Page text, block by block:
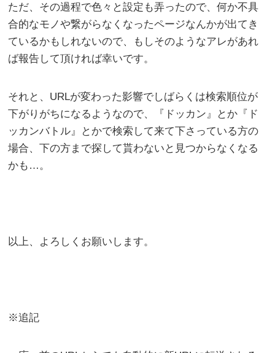
ただ、その過程で色々と設定も弄ったので、何か不具
合的なモノや繋がらなくなったページなんかが出てき
ているかもしれないので、もしそのようなアレがあれ
ば報告して頂ければ幸いです。
それと、URLが変わった影響でしばらくは検索順位が
下がりがちになるようなので、『ドッカン』とか『ド
ッカンバトル』とかで検索して来て下さっている方の
場合、下の方まで探して貰わないと見つからなくなる
かも…。
以上、よろしくお願いします。
※追記